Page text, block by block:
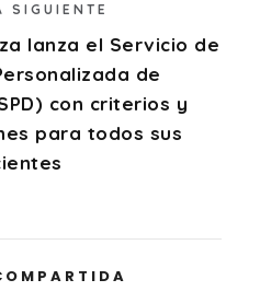
SIGUIENTE
lanza el Servicio de
de
con criterios y
para todos sus